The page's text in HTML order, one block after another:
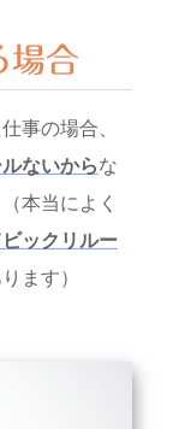
場合
事の場合、
ないからな
本当によく
ックリルー
ます）